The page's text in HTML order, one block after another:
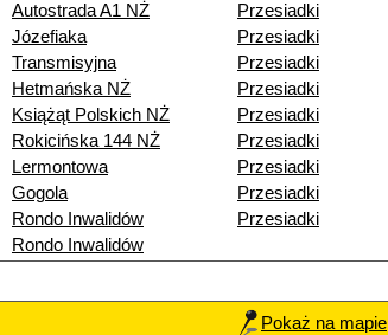
Autostrada A1 NŻ
Przesiadki
Józefiaka
Przesiadki
Transmisyjna
Przesiadki
Hetmańska NŻ
Przesiadki
Książąt Polskich NŻ
Przesiadki
Rokicińska 144 NŻ
Przesiadki
Lermontowa
Przesiadki
Gogola
Przesiadki
Rondo Inwalidów
Przesiadki
Rondo Inwalidów
Pokaż na mapie